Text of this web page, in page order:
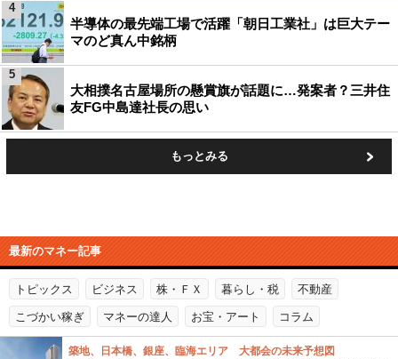
半導体の最先端工場で活躍「朝日工業社」は巨大テー
マのど真ん中銘柄
4
大相撲名古屋場所の懸賞旗が話題に…発案者？三井住
友FG中島達社長の思い
5
もっとみる
最新のマネー記事
トピックス ビジネス 株・ＦＸ 暮らし・税 不動産
こづかい稼ぎ マネーの達人 お宝・アート コラム
築地、日本橋、銀座、臨海エリア 大都会の未来予想図